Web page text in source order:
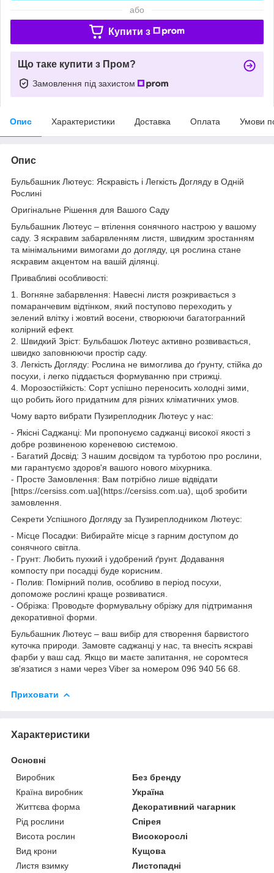
або
Купити з
Що таке купити з Пром?
Замовлення під захистом
Опис Характеристики Доставка Оплата Умови
Опис
Бульбашник Лютеус: Яскравість і Легкість Догляду в Одній
Рослині
Оригінальне Рішення для Вашого Саду
Бульбашник Лютеус – втілення сонячного настрою у вашому
саду. З яскравим забарвленням листя, швидким зростанням
та мінімальними вимогами до догляду, ця рослина стане
яскравим акцентом на вашій ділянці.
Привабливі особливості:
1. Вогняне забарвлення: Навесні листя розкривається з
помаранчевим відтінком, який поступово переходить у
зелений влітку і жовтий восени, створюючи багатогранний
колірний ефект.
2. Швидкий Зріст: Бульбашок Лютеус активно розвивається,
швидко заповнюючи простір саду.
3. Легкість Догляду: Рослина не вимоглива до ґрунту, стійка до
посухи, і легко піддається формуванню при стрижці.
4. Морозостійкість: Сорт успішно переносить холодні зими,
що робить його придатним для різних кліматичних умов.
Чому варто вибрати Пузиреплодник Лютеус у нас:
- Якісні Саджанці: Ми пропонуємо саджанці високої якості з
добре розвиненою кореневою системою.
- Багатий Досвід: З нашим досвідом та турботою про рослини,
ми гарантуємо здоров'я вашого нового міхурника.
- Просте Замовлення: Вам потрібно лише відвідати
[https://cersiss.com.ua](https://cersiss.com.ua), щоб зробити
замовлення.
Секрети Успішного Догляду за Пузиреплодником Лютеус:
- Місце Посадки: Вибирайте місце з гарним доступом до
сонячного світла.
- Грунт: Любить пухкий і удобрений ґрунт. Додавання
компосту при посадці буде корисним.
- Полив: Помірний полив, особливо в період посухи,
допоможе рослині краще розвиватися.
- Обрізка: Проводьте формувальну обрізку для підтримання
декоративної форми.
Бульбашник Лютеус – ваш вибір для створення барвистого
куточка природи. Замовте саджанці у нас, та внесіть яскраві
фарби у ваш сад. Якщо ви маєте запитання, не соромтеся
зв'язатися з нами через Viber за номером 096 940 56 68.
Приховати
Характеристики
Основні
Виробник
Без бренду
Країна виробник
Україна
Життєва форма
Декоративний чагарник
Рід рослини
Спірея
Висота рослин
Високорослі
Вид крони
Кущова
Листя взимку
Листопадні